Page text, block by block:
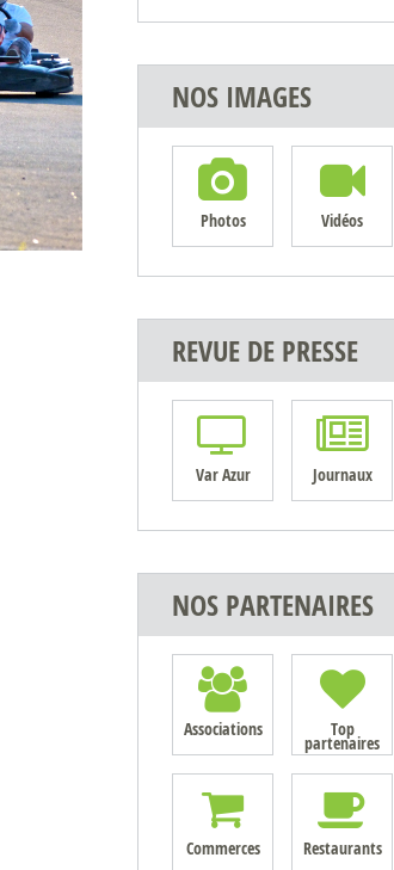
NOS IMAGES
Photos Vidéos
REVUE DE PRESSE
Var Azur Journaux
NOS PARTENAIRES
Associations Top
partenaires
Commerces Restaurants